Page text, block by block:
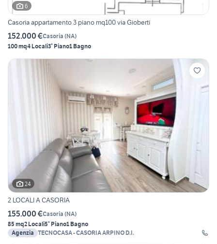
6
Casoria appartamento 3 piano mq100 via Gioberti
152.000 €Casoria (NA)
100 mq4 Locali3° Piano1 Bagno
24
2 LOCALI A CASORIA
155.000 €Casoria (NA)
85 mq2 Locali5° Piano1 Bagno
Agenzia
TECNOCASA - CASORIA ARPINO D.I.